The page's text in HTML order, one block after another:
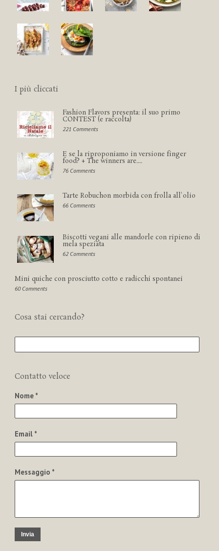
I più cliccati
Fashion Flavors presenta: il suo primo
CONTEST (e raccolta)
221 Comments
E se la riproponiamo in versione finger
food? + The winners are....
76 Comments
Tarte Robuchon morbida con frolla all'olio
66 Comments
Biscotti vegani alle mandorle con ripieno di
mela speziata
62 Comments
Mini quiche con prosciutto cotto e radicchi spontanei
60 Comments
Cosa stai cercando?
Contatto veloce
Nome *
Email *
Messaggio *
Invia